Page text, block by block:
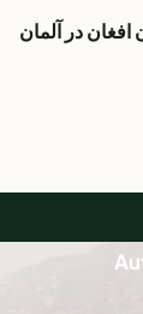
در آلمان